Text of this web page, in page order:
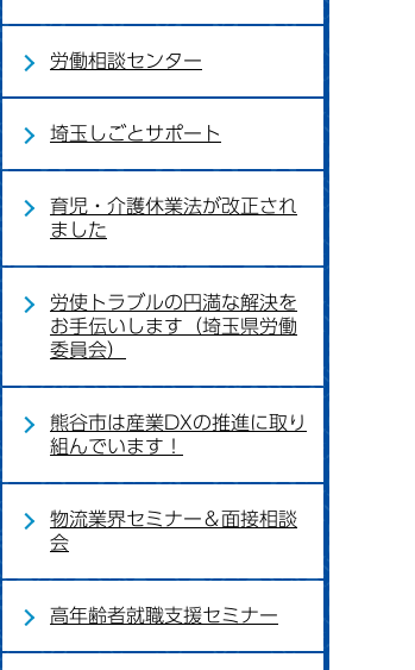
労働相談センター
埼玉しごとサポート
育児・介護休業法が改正され
ました
労使トラブルの円満な解決を
お手伝いします（埼玉県労働
委員会）
熊谷市は産業DXの推進に取り
組んでいます！
物流業界セミナー＆面接相談
会
高年齢者就職支援セミナー